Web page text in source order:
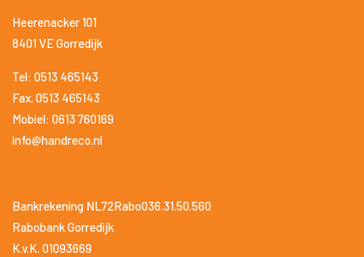
Heerenacker 101
8401 VE Gorredijk
Tel: 0513 465143
Fax. 0513 465143
Mobiel: 0613 760169
info@handreco.nl
Bankrekening NL72Rabo036.31.50.560
Rabobank Gorredijk
K.v.K. 01093669